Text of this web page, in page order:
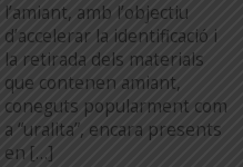
l’amiant, amb l’objectiu
d’accelerar la identificació i
la retirada dels materials
que contenen amiant,
coneguts popularment com
a “uralita”, encara presents
en […]